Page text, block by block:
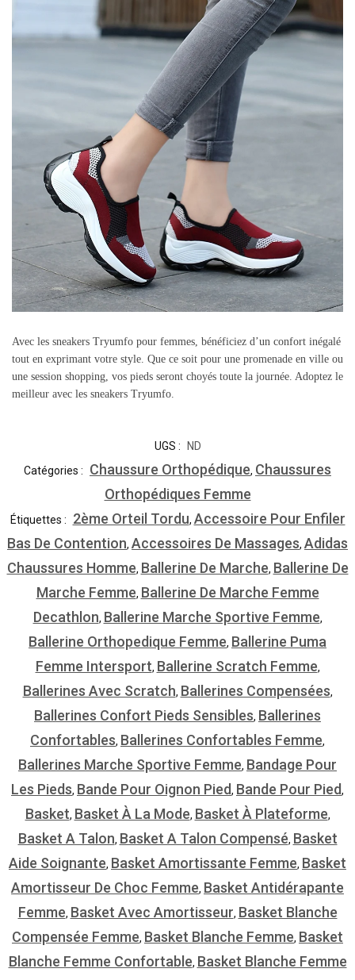
Avec les sneakers Tryumfo pour femmes, bénéficiez d’un confort inégalé
tout en exprimant votre style. Que ce soit pour une promenade en ville ou
une session shopping, vos pieds seront choyés toute la journée. Adoptez le
meilleur avec les sneakers Tryumfo.
UGS :
ND
Catégories :
Chaussure Orthopédique, Chaussures
Orthopédiques Femme
Étiquettes : 2ème Orteil Tordu, Accessoire Pour Enfiler
Bas De Contention, Accessoires De Massages, Adidas
Chaussures Homme, Ballerine De Marche, Ballerine De
Marche Femme, Ballerine De Marche Femme
Decathlon, Ballerine Marche Sportive Femme,
Ballerine Orthopedique Femme, Ballerine Puma
Femme Intersport, Ballerine Scratch Femme,
Ballerines Avec Scratch, Ballerines Compensées,
Ballerines Confort Pieds Sensibles, Ballerines
Confortables, Ballerines Confortables Femme,
Ballerines Marche Sportive Femme, Bandage Pour
Les Pieds, Bande Pour Oignon Pied, Bande Pour Pied,
Basket, Basket À La Mode, Basket À Plateforme,
Basket A Talon, Basket A Talon Compensé, Basket
Aide Soignante, Basket Amortissante Femme, Basket
Amortisseur De Choc Femme, Basket Antidérapante
Femme, Basket Avec Amortisseur, Basket Blanche
Compensée Femme, Basket Blanche Femme, Basket
Blanche Femme Confortable, Basket Blanche Femme